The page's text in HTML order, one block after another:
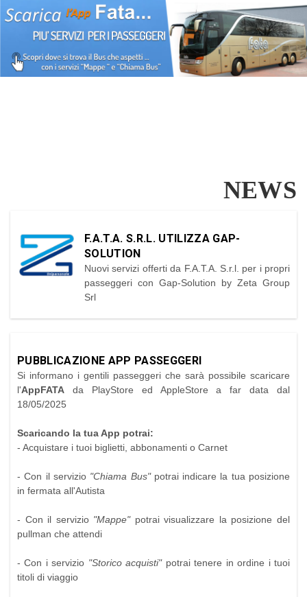
NEWS
F.A.T.A. S.R.L. UTILIZZA GAP-
SOLUTION
Nuovi servizi offerti da F.A.T.A. S.r.l. per i propri
passeggeri con Gap-Solution by Zeta Group
Srl
PUBBLICAZIONE APP PASSEGGERI
Si informano i gentili passeggeri che sarà possibile scaricare
l'AppFATA da PlayStore ed AppleStore a far data dal
18/05/2025
Scaricando la tua App potrai:
- Acquistare i tuoi biglietti, abbonamenti o Carnet
- Con il servizio "Chiama Bus"potrai indicare la tua posizione
in fermata all'Autista
- Con il servizio "Mappe"potrai visualizzare la posizione del
pullman che attendi
- Con i servizio "Storico acquisti"potrai tenere in ordine i tuoi
titoli di viaggio